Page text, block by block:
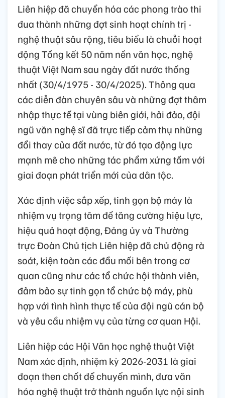
Liên hiệp đã chuyển hóa các phong trào thi
đua thành những đợt sinh hoạt chính trị -
nghệ thuật sâu rộng, tiêu biểu là chuỗi hoạt
động Tổng kết 50 năm nền văn học, nghệ
thuật Việt Nam sau ngày đất nước thống
nhất (30/4/1975 - 30/4/2025). Thông qua
các diễn đàn chuyên sâu và những đợt thâm
nhập thực tế tại vùng biên giới, hải đảo, đội
ngũ văn nghệ sĩ đã trực tiếp cảm thụ những
đổi thay của đất nước, từ đó tạo động lực
mạnh mẽ cho những tác phẩm xứng tầm với
giai đoạn phát triển mới của dân tộc.
Xác định việc sắp xếp, tinh gọn bộ máy là
nhiệm vụ trọng tâm để tăng cường hiệu lực,
hiệu quả hoạt động, Đảng ủy và Thường
trực Đoàn Chủ tịch Liên hiệp đã chủ động rà
soát, kiện toàn các đầu mối bên trong cơ
quan cũng như các tổ chức hội thành viên,
đảm bảo sự tinh gọn tổ chức bộ máy, phù
hợp với tình hình thực tế của đội ngũ cán bộ
và yêu cầu nhiệm vụ của từng cơ quan Hội.
Liên hiệp các Hội Văn học nghệ thuật Việt
Nam xác định, nhiệm kỳ 2026-2031 là giai
đoạn then chốt để chuyển mình, đưa văn
hóa nghệ thuật trở thành nguồn lực nội sinh